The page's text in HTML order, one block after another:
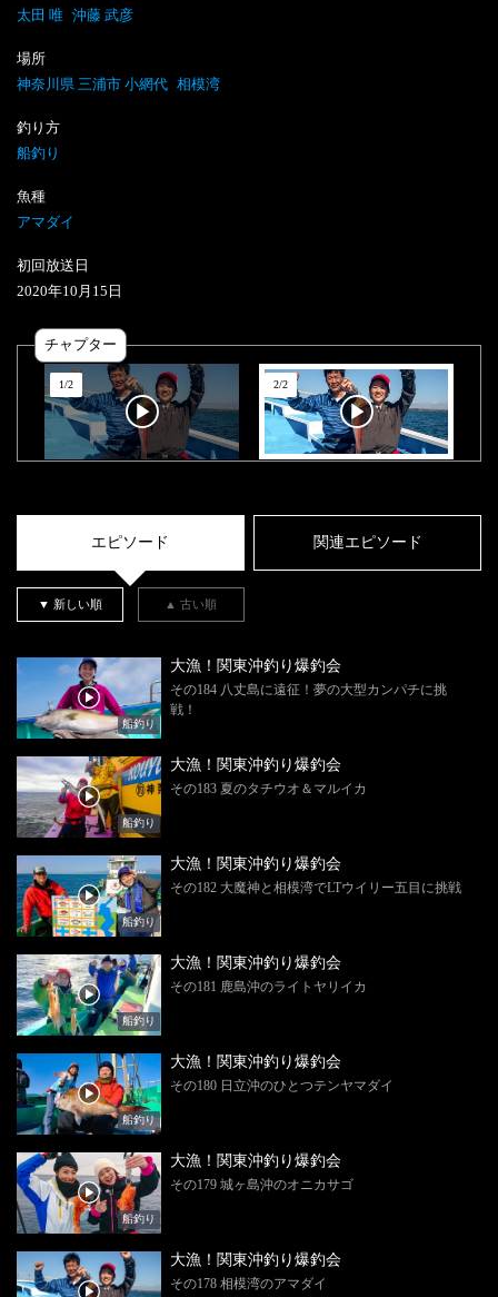
太田 唯 沖藤 武彦
場所
神奈川県 三浦市 小網代 相模湾
釣り方
船釣り
魚種
アマダイ
初回放送日
2020年10 月 15 日
チャプター
1/2 2/2
エピソード 関連エピソード
▼ 新しい順 ▲ 古い順
船釣り
大漁！関東沖釣り爆釣会
その184 八丈島に遠征！夢の大型カンパチに挑
戦！
船釣り
大漁！関東沖釣り爆釣会
その183 夏のタチウオ＆マルイカ
船釣り
大漁！関東沖釣り爆釣会
その182 大魔神と相模湾でLTウイリー五目に挑戦
船釣り
大漁！関東沖釣り爆釣会
その181 鹿島沖のライトヤリイカ
船釣り
大漁！関東沖釣り爆釣会
その180 日立沖のひとつテンヤマダイ
船釣り
大漁！関東沖釣り爆釣会
その179 城ヶ島沖のオニカサゴ
大漁！関東沖釣り爆釣会
その178 相模湾のアマダイ